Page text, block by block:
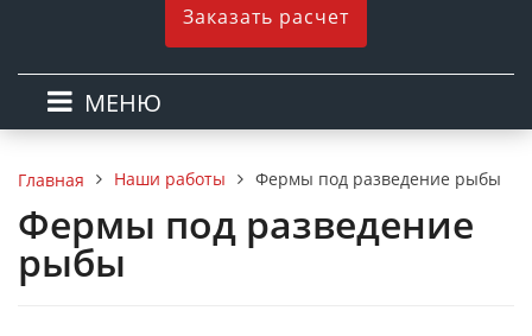
Заказать расчет
МЕНЮ
Главная Наши работы Фермы под разведение рыбы
Фермы под разведение
рыбы